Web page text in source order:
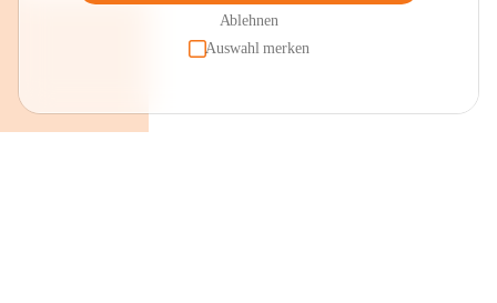
Ablehnen
Auswahl merken